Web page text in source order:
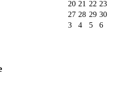
20 21 22 23
27 28 29 30
3 4 5 6